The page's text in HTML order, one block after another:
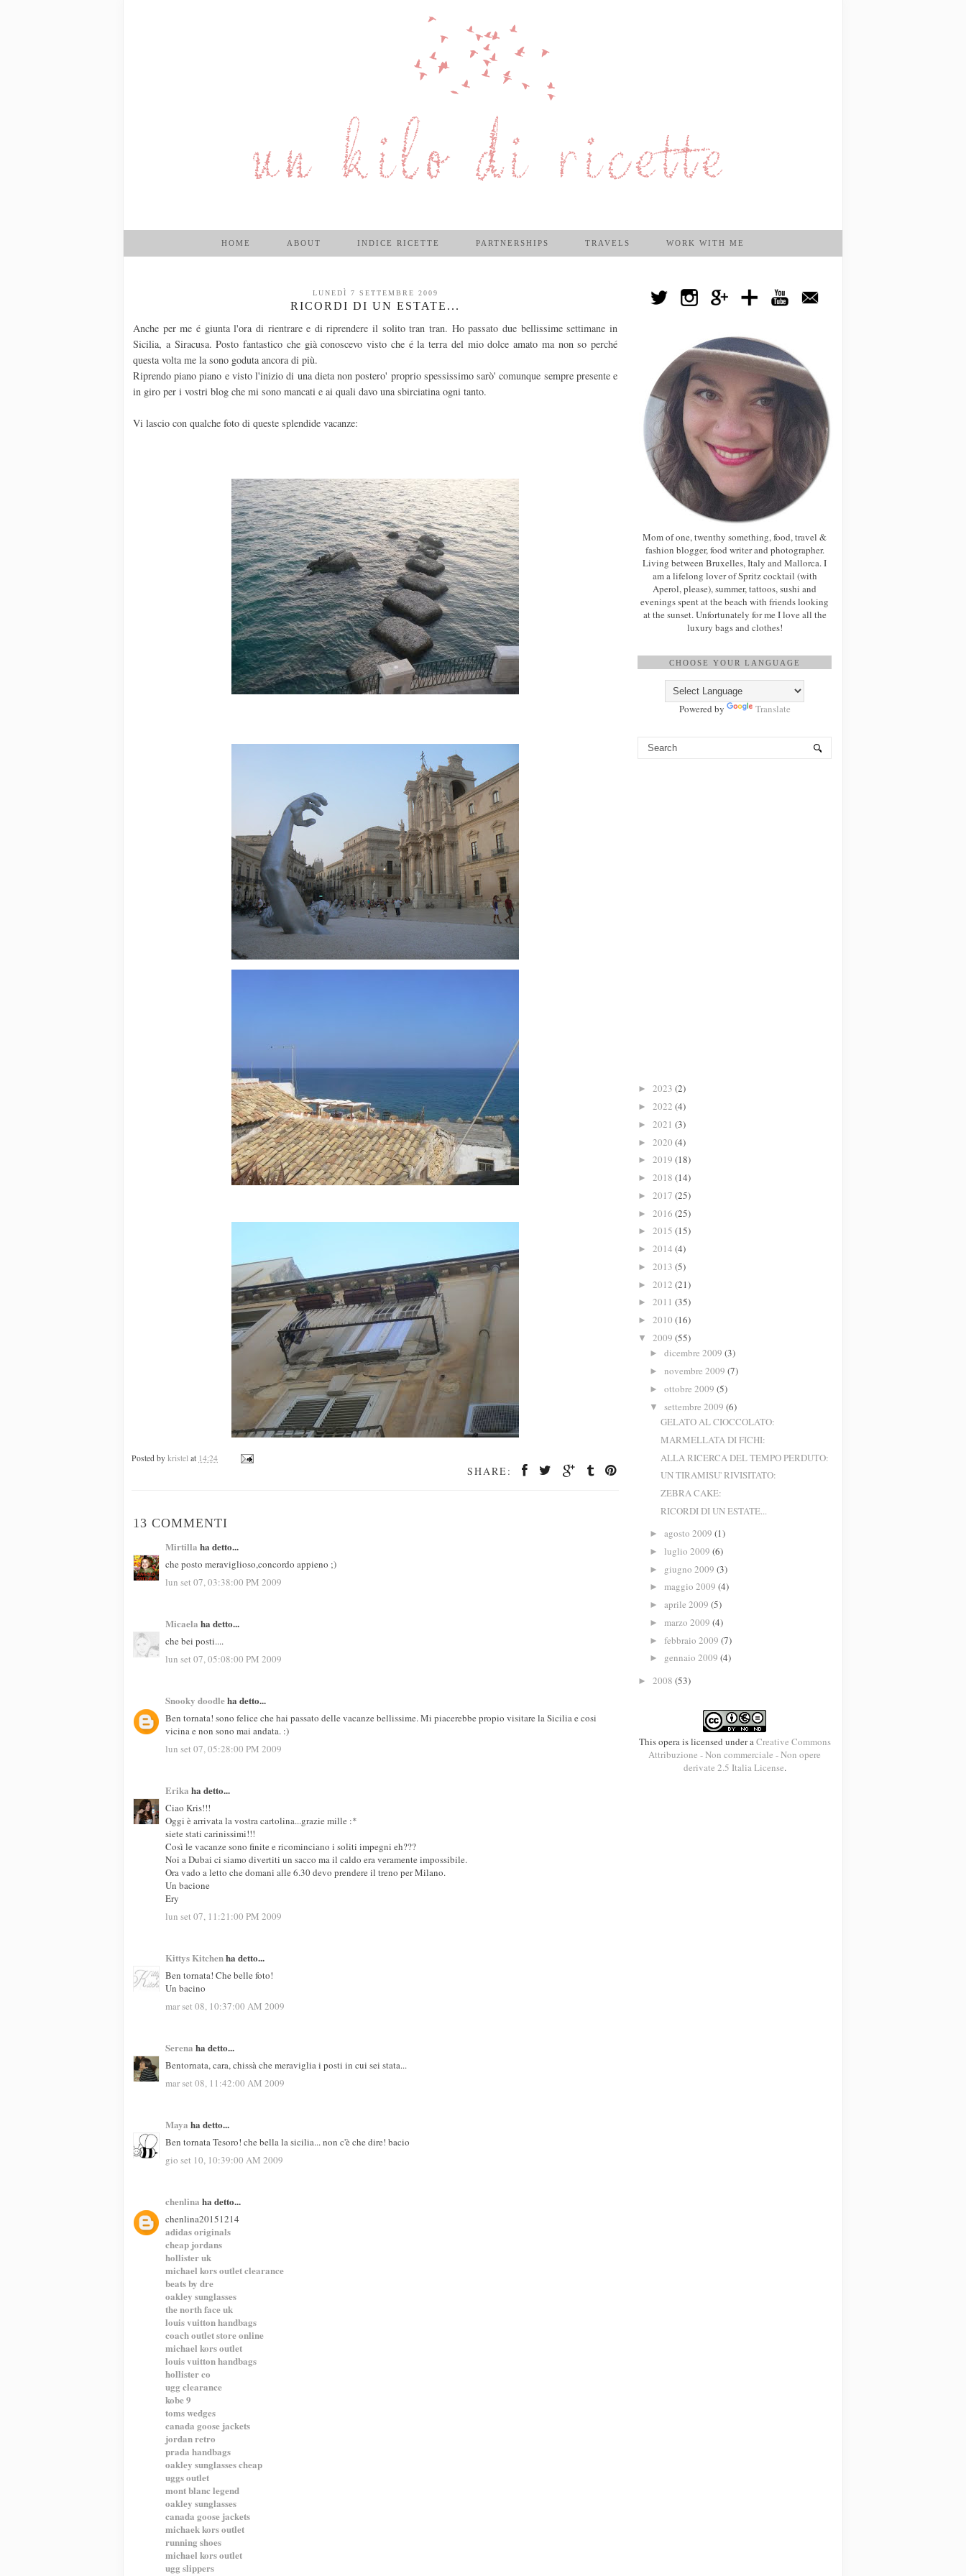
HOME ABOUT INDICE RICETTE PARTNERSHIPS TRAVELS WORK WITH ME
LUNEDÌ 7 SETTEMBRE 2009
RICORDI DI UN ESTATE...
Anche per me é giunta l'ora di rientrare e di riprendere il solito tran tran. Ho passato due bellissime settimane in
Sicilia, a Siracusa. Posto fantastico che già conoscevo visto che é la terra del mio dolce amato ma non so perché
questa volta me la sono goduta ancora di più.
Riprendo piano piano e visto l'inizio di una dieta non postero' proprio spessissimo sarò' comunque sempre presente e
in giro per i vostri blog che mi sono mancati e ai quali davo una sbirciatina ogni tanto.
Vi lascio con qualche foto di queste splendide vacanze:
SHARE:
Posted by kristel at 14:24
13 COMMENTI
Mirtilla ha detto...
che posto meraviglioso,concordo appieno ;)
lun set 07, 03:38:00 PM 2009
Micaela ha detto...
che bei posti....
lun set 07, 05:08:00 PM 2009
Snooky doodleha detto...
Ben tornata! sono felice che hai passato delle vacanze bellissime. Mi piacerebbe propio visitare la Sicilia e cosi
vicina e non sono mai andata. :)
lun set 07, 05:28:00 PM 2009
Erika ha detto...
Ciao Kris!!!
Oggi è arrivata la vostra cartolina...grazie mille :*
siete stati carinissimi!!!
Così le vacanze sono finite e ricominciano i soliti impegni eh???
Noi a Dubai ci siamo divertiti un sacco ma il caldo era veramente impossibile.
Ora vado a letto che domani alle 6.30 devo prendere il treno per Milano.
Un bacione
Ery
lun set 07, 11:21:00 PM 2009
Kittys Kitchenha detto...
Ben tornata! Che belle foto!
Un bacino
mar set 08, 10:37:00 AM 2009
Serena ha detto...
Bentornata, cara, chissà che meraviglia i posti in cui sei stata...
mar set 08, 11:42:00 AM 2009
Maya ha detto...
Ben tornata Tesoro! che bella la sicilia... non c'è che dire! bacio
gio set 10, 10:39:00 AM 2009
chenlina ha detto...
chenlina20151214
adidas originals
cheap jordans
hollister uk
michael kors outlet clearance
beats by dre
oakley sunglasses
the north face uk
louis vuitton handbags
coach outlet store online
michael kors outlet
louis vuitton handbags
hollister co
ugg clearance
kobe 9
toms wedges
canada goose jackets
jordan retro
prada handbags
oakley sunglasses cheap
uggs outlet
mont blanc legend
oakley sunglasses
canada goose jackets
michaek kors outlet
running shoes
michael kors outlet
ugg slippers
Mom of one, twenthy something, food, travel &
fashion blogger, food writer and photographer.
Living between Bruxelles, Italy and Mallorca. I
am a lifelong lover of Spritz cocktail (with
Aperol, please), summer, tattoos, sushi and
evenings spent at the beach with friends looking
at the sunset. Unfortunately for me I love all the
luxury bags and clothes!
CHOOSE YOUR LANGUAGE
Powered by Translate
► 2023 (2)
► 2022 (4)
► 2021 (3)
► 2020 (4)
► 2019 (18)
► 2018 (14)
► 2017 (25)
► 2016 (25)
► 2015 (15)
► 2014 (4)
► 2013 (5)
► 2012 (21)
► 2011 (35)
► 2010 (16)
▼ 2009 (55)
► dicembre 2009 (3)
► novembre 2009 (7)
► ottobre 2009 (5)
▼ settembre 2009 (6)
GELATO AL CIOCCOLATO:
MARMELLATA DI FICHI:
ALLA RICERCA DEL TEMPO PERDUTO:
UN TIRAMISU' RIVISITATO:
ZEBRA CAKE:
RICORDI DI UN ESTATE...
► agosto 2009 (1)
► luglio 2009 (6)
► giugno 2009 (3)
► maggio 2009 (4)
► aprile 2009 (5)
► marzo 2009 (4)
► febbraio 2009 (7)
► gennaio 2009 (4)
► 2008 (53)
This opera is licensed under aCreative Commons
Attribuzione - Non commerciale - Non opere
derivate 2.5 Italia License.